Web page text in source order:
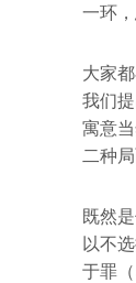
一环
大家
我们
寓意
二种
既然
以不
于罪